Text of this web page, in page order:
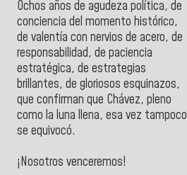
Ochos años de agudeza política, de
conciencia del momento histórico,
de valentía con nervios de acero, de
responsabilidad, de paciencia
estratégica, de estrategias
brillantes, de gloriosos esquinazos,
que confirman que Chávez, pleno
como la luna llena, esa vez tampoco
se equivocó.
¡Nosotros venceremos!